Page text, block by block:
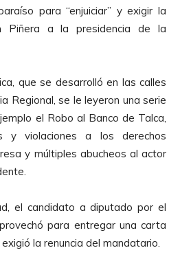
para “enjuiciar” y exigir la
Piñera a la presidencia de la
que se desarrolló en las calles
Regional, se le leyeron una serie
el Robo al Banco de Talca,
y violaciones a los derechos
y múltiples abucheos al actor
el candidato a diputado por el
para entregar una carta
la renuncia del mandatario.